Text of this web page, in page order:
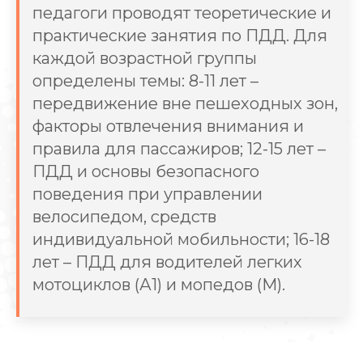
педагоги проводят теоретические и
практические занятия по ПДД. Для
каждой возрастной группы
определены темы: 8-11 лет –
передвижение вне пешеходных зон,
факторы отвлечения внимания и
правила для пассажиров; 12-15 лет –
ПДД и основы безопасного
поведения при управлении
велосипедом, средств
индивидуальной мобильности; 16-18
лет – ПДД для водителей легких
мотоциклов (А1) и мопедов (М).